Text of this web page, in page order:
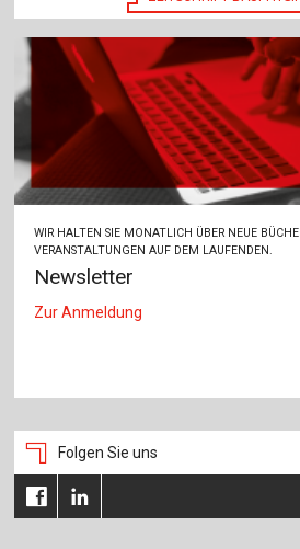
WIR HALTEN SIE MONATLICH ÜBER NEUE
VERANSTALTUNGEN AUF DEM LAUFENDEN.
Newsletter
Zur Anmeldung
Folgen Sie uns